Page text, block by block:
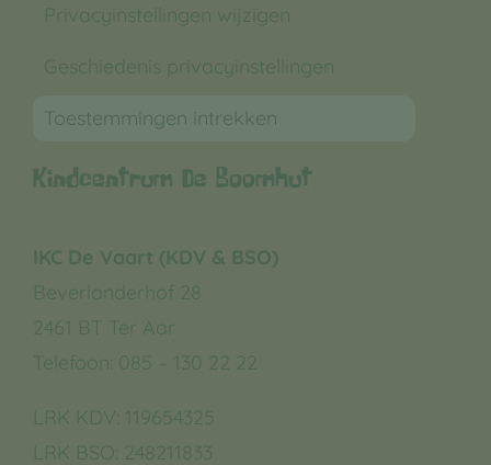
Privacyinstellingen wijzigen
Geschiedenis privacyinstellingen
Toestemmingen intrekken
Kindcentrum De Boomhut
IKC De Vaart (KDV & BSO)
Beverlanderhof 28
2461 BT Ter Aar
Telefoon: 085 – 130 22 22
LRK KDV: 119654325
LRK BSO: 248211833